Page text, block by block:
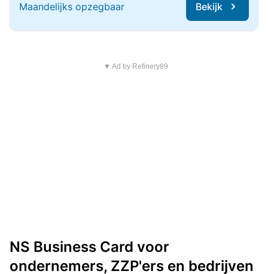
Maandelijks opzegbaar Bekijk
▼ Ad by Refinery89
NS Business Card voor
ondernemers, ZZP'ers en bedrijven